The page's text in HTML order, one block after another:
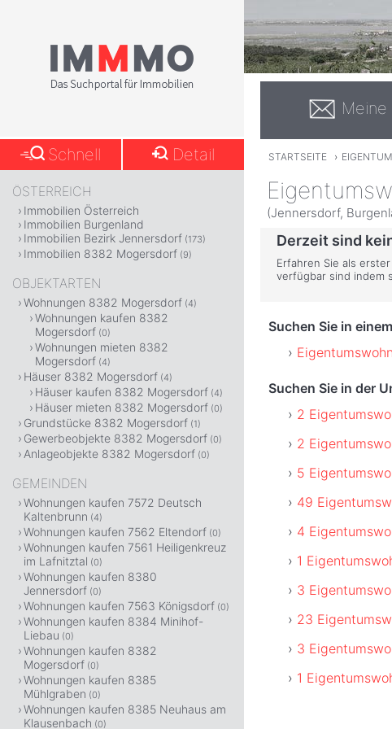
Meine
STARTSEITE ›
(Jennersdorf,
Derzeit sind
Erfahren Sie als
verfügbar sind indem
Suchen Sie in
Suchen Sie in der
2
2
5
49
4
1
3
23
3
1
Schnell Detail
ÖSTERREICH
Immobilien Österreich
Immobilien Burgenland
Immobilien Bezirk Jennersdorf (173)
Immobilien 8382 Mogersdorf (9)
OBJEKTARTEN
Wohnungen 8382 Mogersdorf (4)
Wohnungen kaufen 8382
Mogersdorf (0)
Wohnungen mieten 8382
Mogersdorf (4)
Häuser 8382 Mogersdorf (4)
Häuser kaufen 8382 Mogersdorf (4)
Häuser mieten 8382 Mogersdorf (0)
Grundstücke 8382 Mogersdorf (1)
Gewerbeobjekte 8382 Mogersdorf (0)
Anlageobjekte 8382 Mogersdorf (0)
GEMEINDEN
Wohnungen kaufen 7572 Deutsch
Kaltenbrunn (4)
Wohnungen kaufen 7562 Eltendorf (0)
Wohnungen kaufen 7561 Heiligenkreuz
im Lafnitztal (0)
Wohnungen kaufen 8380
Jennersdorf (0)
Wohnungen kaufen 7563 Königsdorf (0)
Wohnungen kaufen 8384 Minihof-
Liebau (0)
Wohnungen kaufen 8382
Mogersdorf (0)
Wohnungen kaufen 8385
Mühlgraben (0)
Wohnungen kaufen 8385 Neuhaus am
Klausenbach (0)